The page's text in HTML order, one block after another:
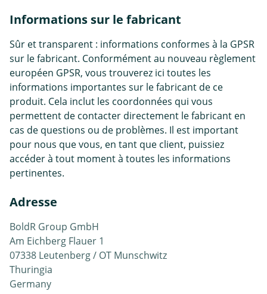
Informations sur le fabricant
Sûr et transparent : informations conformes à la GPSR
sur le fabricant. Conformément au nouveau règlement
européen GPSR, vous trouverez ici toutes les
informations importantes sur le fabricant de ce
produit. Cela inclut les coordonnées qui vous
permettent de contacter directement le fabricant en
cas de questions ou de problèmes. Il est important
pour nous que vous, en tant que client, puissiez
accéder à tout moment à toutes les informations
pertinentes.
Adresse
BoldR Group GmbH
Am Eichberg Flauer 1
07338 Leutenberg / OT Munschwitz
Thuringia
Germany